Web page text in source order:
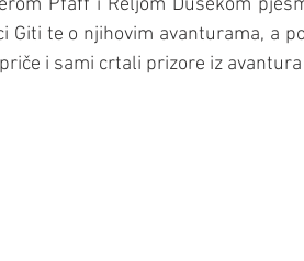
Pfaff i Reljom Dušekom
Giti te o njihovim avanturama, a
i sami crtali prizore iz